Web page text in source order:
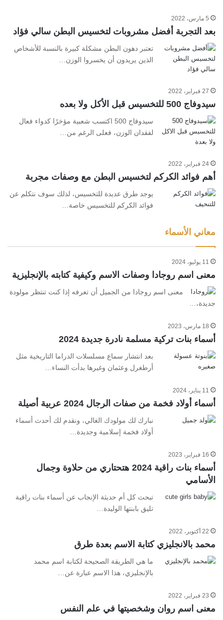
5 مارس، 2022
بعد التجربة أفضل مشروبات لتخسيس البطن سالي فؤاد
تعتبر دهون البطن مشكلة كبيرة بالنسبة للأشخاص
الذين يريدون أن يخسروا الوزن…
27 فبراير، 2022
سيدوفاج 500 للتخسيس قبل الأكل ولا بعده
سيدوفاج 500 اكتسب شعبية مؤخرًا كدواء فعال
لفقدان الوزن، فعلى الرغم من…
24 فبراير، 2022
أهم فوائد الكركم لتخسيس البطن مع وصفات مجربة
يوجد طرق عديدة للتخسيس، لذلك سوف نتكلم عن
فوائد الكركم للتخسيس خاصة…
معاني الأسماء
11 يوليو، 2024
معنى اسم روجادا وصفات الاسم وكيفية كتابته بالإنجليزية
معنى اسم روجادا من الجميل أن تعرفه إذا كنت تنتظر مولودة
جديدة،…
18 مارس، 2023
أسماء بنات تركية مسلمة نادرة جديدة 2024
بعد انتشار سماع مسلسلات الدراما التاريخية مثل
أرطغرل وعثمان وغيرها بدأت النساء…
11 يناير، 2024
أسماء أولاد فخمة من صفات الرجال 2024 عربية أصيلة
نبارك لك مولودك الغالي، ونقدم لك أحدث أسماء
أولاد فخمة إسلامية وجديدة…
16 فبراير، 2023
أسماء بنات راقية 2024 هتحتاري من حلاوة وجمال
الأسامي
تبحث كل أم حديثة الإنجاب عن أسماء بنات راقية
تليق بابنتها الوليدة…
22 أكتوبر، 2022
محمد بالانجليزي كتابة الاسم بعدة طرق
ما هي الطريقة الصحيحة لكتابة اسم محمد
بالإنجليزي، هذا الاسم عبارة عن…
23 فبراير، 2022
معنى اسم روان وشخصيتها في علم النفس